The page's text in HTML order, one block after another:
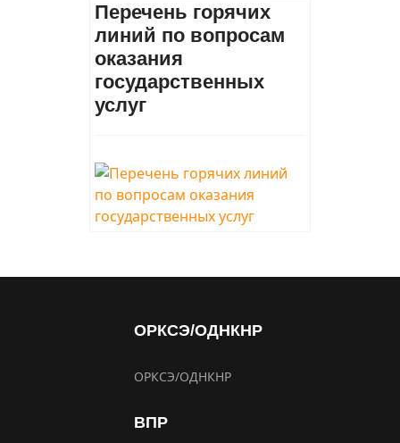
Перечень горячих
линий по вопросам
оказания
государственных
услуг
ОРКСЭ/ОДНКНР
ОРКСЭ/ОДНКНР
ВПР